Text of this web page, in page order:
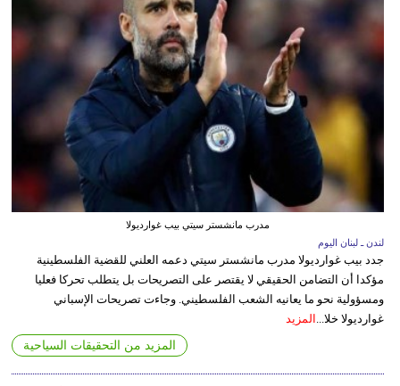
مدرب مانشستر سيتي بيب غوارديولا
لندن ـ لبنان اليوم
جدد بيب غوارديولا مدرب مانشستر سيتي دعمه العلني للقضية الفلسطينية
مؤكدا أن التضامن الحقيقي لا يقتصر على التصريحات بل يتطلب تحركا فعليا
ومسؤولية نحو ما يعانيه الشعب الفلسطيني. وجاءت تصريحات الإسباني
غوارديولا خلا...
المزيد
المزيد من التحقيقات السياحية